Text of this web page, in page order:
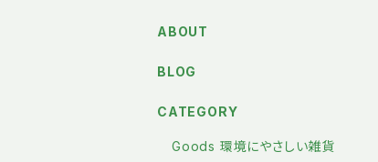
ABOUT
BLOG
CATEGORY
Goods 環境にやさしい雑貨